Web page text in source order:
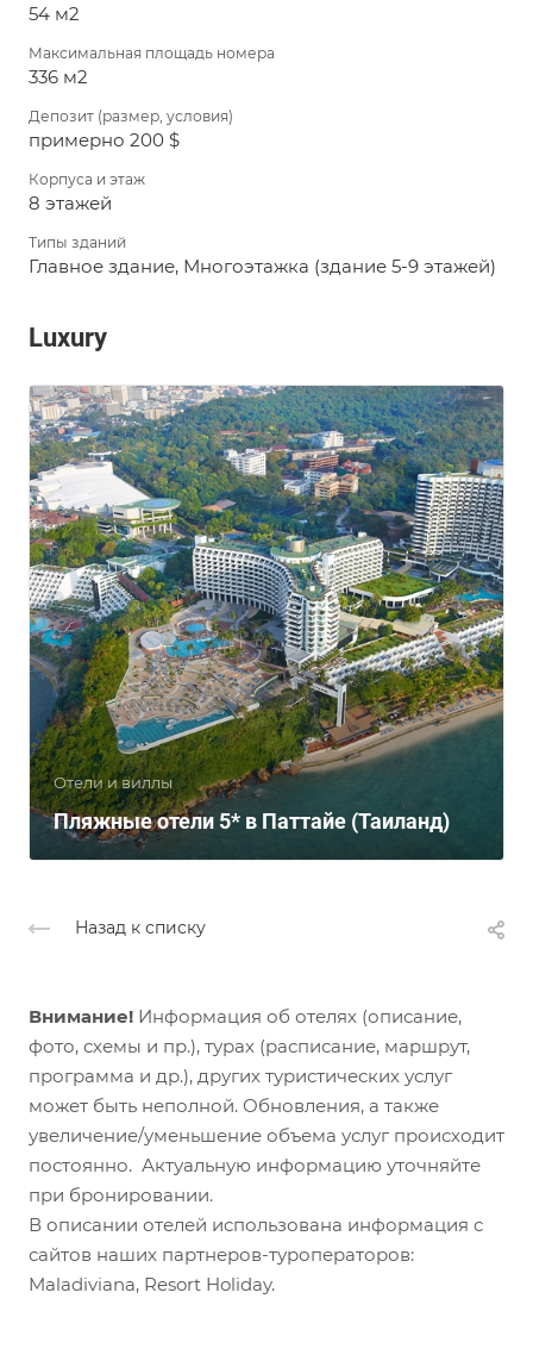
54 м2
Максимальная площадь номера
336 м2
Депозит (размер, условия)
примерно 200 $
Корпуса и этаж
8 этажей
Типы зданий
Главное здание, Многоэтажка (здание 5-9 этажей)
Luxury
Отели и виллы
Пляжные отели 5* в Паттайе (Таиланд)
Назад к списку
Внимание! Информация об отелях (описание,
фото, схемы и пр.), турах (расписание, маршрут,
программа и др.), других туристических услуг
может быть неполной. Обновления, а также
увеличение/уменьшение объема услуг происходит
постоянно. Актуальную информацию уточняйте
при бронировании.
В описании отелей использована информация с
сайтов наших партнеров-туроператоров:
Maladiviana, Resort Holiday.